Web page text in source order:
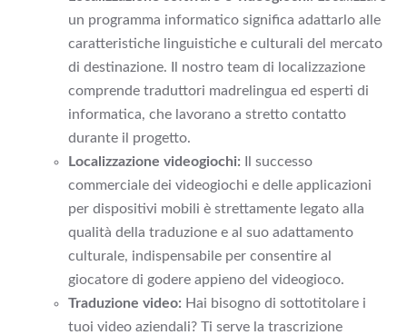
un programma informatico significa adattarlo alle
caratteristiche linguistiche e culturali del mercato
di destinazione. Il nostro team di localizzazione
comprende traduttori madrelingua ed esperti di
informatica, che lavorano a stretto contatto
durante il progetto.
Localizzazione videogiochi: Il successo
commerciale dei videogiochi e delle applicazioni
per dispositivi mobili è strettamente legato alla
qualità della traduzione e al suo adattamento
culturale, indispensabile per consentire al
giocatore di godere appieno del videogioco.
Traduzione video: Hai bisogno di sottotitolare i
tuoi video aziendali? Ti serve la trascrizione